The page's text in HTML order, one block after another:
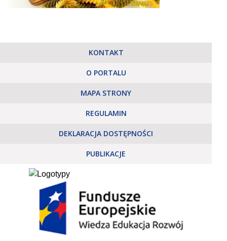
KONTAKT
O PORTALU
MAPA STRONY
REGULAMIN
DEKLARACJA DOSTĘPNOŚCI
PUBLIKACJE